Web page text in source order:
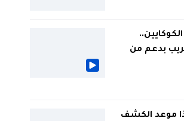
من الكوكايين..
بدعم من
موعد الكشف